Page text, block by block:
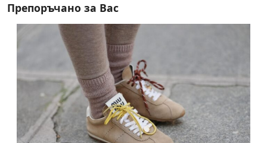
Препоръчано за Вас